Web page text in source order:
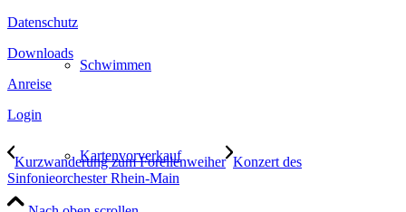
Schwimmen
Kartenvorverkauf
Datenschutz
Downloads
Anreise
Login
Kurzwanderung zum Forellenweiher Konzert des
Sinfonieorchester Rhein-Main